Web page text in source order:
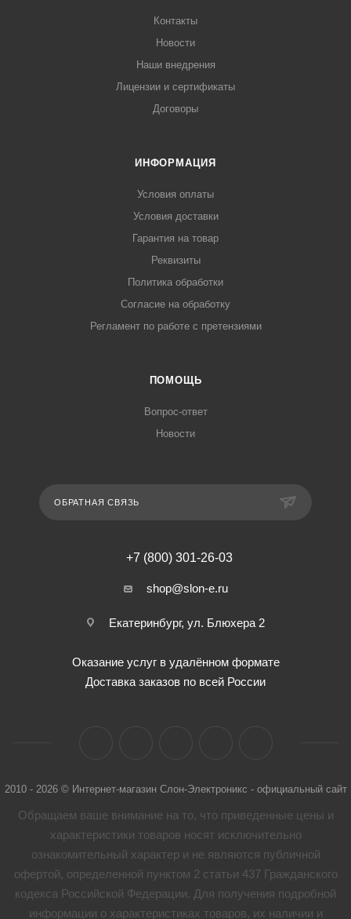
Контакты
Новости
Наши внедрения
Лицензии и сертификаты
Договоры
ИНФОРМАЦИЯ
Условия оплаты
Условия доставки
Гарантия на товар
Реквизиты
Политика обработки
Согласие на обработку
Регламент по работе с претензиями
ПОМОЩЬ
Вопрос-ответ
Новости
ОБРАТНАЯ СВЯЗЬ
+7 (800) 301-26-03
shop@slon-e.ru
Екатеринбург, ул. Блюхера 2
Оказание услуг в удалённом формате
Доставка заказов по всей России
2010 - 2026 © Интернет-магазин Слон-Электроникс - официальный сайт
Обращаем ваше внимание на то, что приведенные цены и
характеристики товaров носят исключительно
ознакомительный характер и не являются публичной
офертой, определенной пунктом 2 статьи 437 Гражданского
кодекса Российской Федерации. Для получения подробной
информации о характеристиках товaров, их наличии и